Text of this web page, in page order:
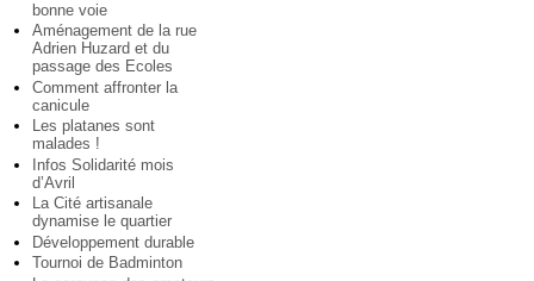
bonne voie
Aménagement de la rue
Adrien Huzard et du
passage des Ecoles
Comment affronter la
canicule
Les platanes sont
malades !
Infos Solidarité mois
d’Avril
La Cité artisanale
dynamise le quartier
Développement durable
Tournoi de Badminton